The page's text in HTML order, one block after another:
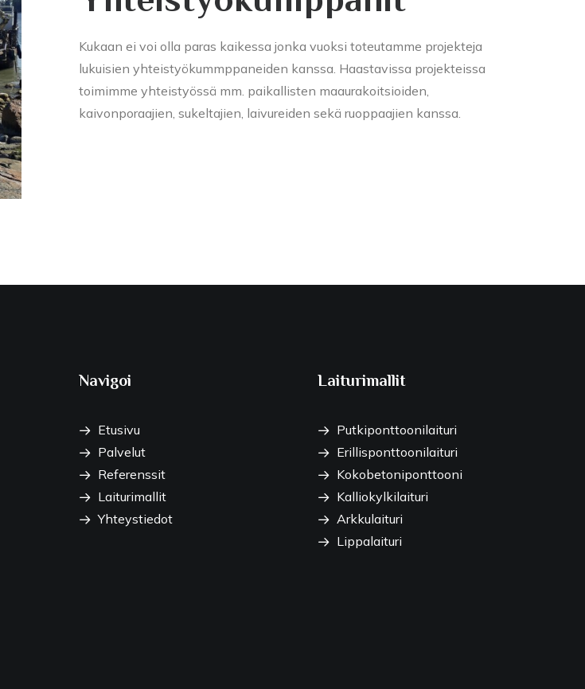
Kukaan ei voi olla paras kaikessa jonka vuoksi toteutamme projekteja
lukuisien yhteistyökummppaneiden kanssa. Haastavissa projekteissa
toimimme yhteistyössä mm. paikallisten maaurakoitsioiden,
kaivonporaajien, sukeltajien, laivureiden sekä ruoppaajien kanssa.
Navigoi
Etusivu
Palvelut
Referenssit
Laiturimallit
Yhteystiedot
Laiturimallit
Putkiponttoonilaituri
Erillisponttoonilaituri
Kokobetoniponttooni
Kalliokylkilaituri
Arkkulaituri
Lippalaituri